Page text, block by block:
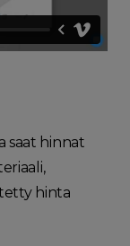
saat hinnat
hinta